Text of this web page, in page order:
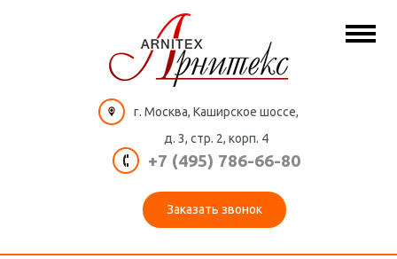
г. Москва, Каширское шоссе,
д. 3, стр. 2, корп. 4
+7 (495) 786-66-80
Заказать звонок